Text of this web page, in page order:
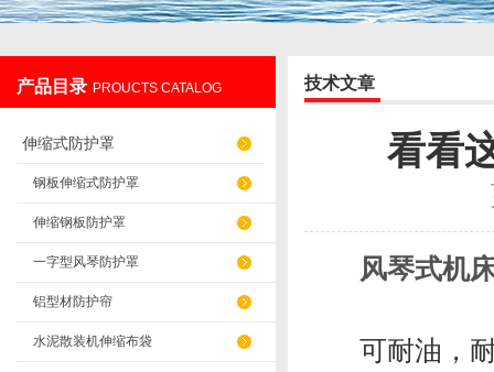
盐山华蒴机床附件制造有限公司
产品目录 PROUCTS CATALOG
伸缩式防护罩
钢板伸缩式防护罩
伸缩钢板防护罩
一字型风琴防护罩
铝型材防护帘
水泥散装机伸缩布袋
技术文章
看看
风琴式机
可耐油，耐